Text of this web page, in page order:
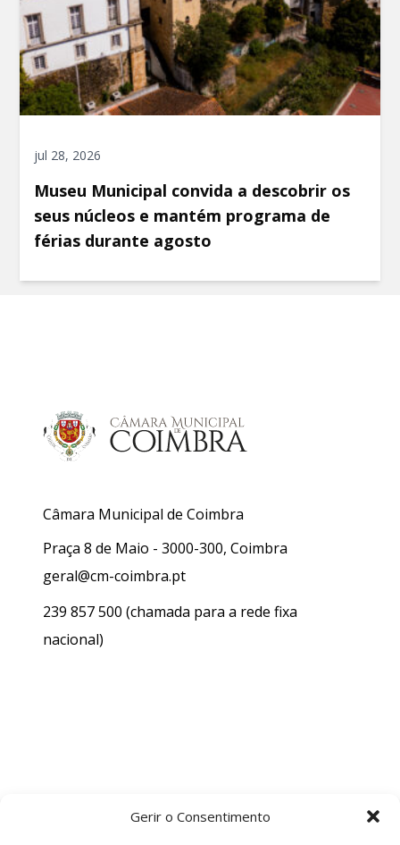
Gerir o Consentimento
jul 28, 2026
Museu Municipal convida a descobrir os
seus núcleos e mantém programa de
férias durante agosto
Câmara Municipal de Coimbra
Praça 8 de Maio - 3000-300, Coimbra
geral@cm-coimbra.pt
239 857 500 (chamada para a rede fixa
nacional)